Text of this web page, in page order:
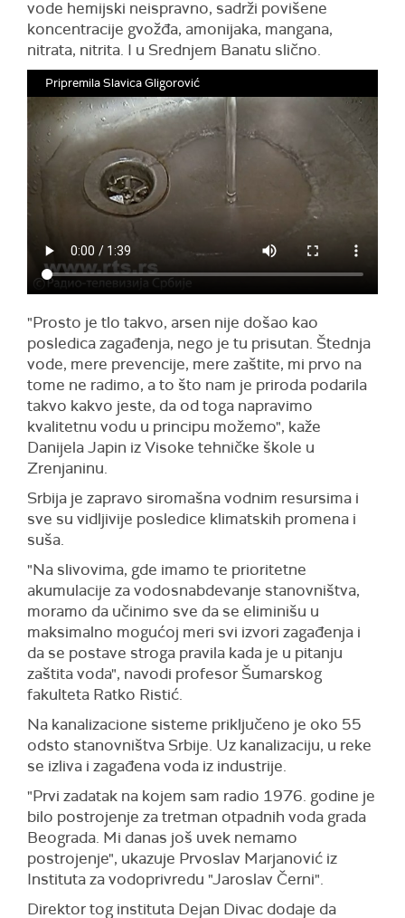
vode hemijski neispravno, sadrži povišene
koncentracije gvožđa, amonijaka, mangana,
nitrata, nitrita. I u Srednjem Banatu slično.
Pripremila Slavica Gligorović
"Prosto je tlo takvo, arsen nije došao kao
posledica zagađenja, nego je tu prisutan. Štednja
vode, mere prevencije, mere zaštite, mi prvo na
tome ne radimo, a to što nam je priroda podarila
takvo kakvo jeste, da od toga napravimo
kvalitetnu vodu u principu možemo", kaže
Danijela Japin iz Visoke tehničke škole u
Zrenjaninu.
Srbija je zapravo siromašna vodnim resursima i
sve su vidljivije posledice klimatskih promena i
suša.
"Na slivovima, gde imamo te prioritetne
akumulacije za vodosnabdevanje stanovništva,
moramo da učinimo sve da se eliminišu u
maksimalno mogućoj meri svi izvori zagađenja i
da se postave stroga pravila kada je u pitanju
zaštita voda", navodi profesor Šumarskog
fakulteta Ratko Ristić.
Na kanalizacione sisteme priključeno je oko 55
odsto stanovništva Srbije. Uz kanalizaciju, u reke
se izliva i zagađena voda iz industrije.
"Prvi zadatak na kojem sam radio 1976. godine je
bilo postrojenje za tretman otpadnih voda grada
Beograda. Mi danas još uvek nemamo
postrojenje", ukazuje Prvoslav Marjanović iz
Instituta za vodoprivredu "Jaroslav Černi".
Direktor tog instituta Dejan Divac dodaje da